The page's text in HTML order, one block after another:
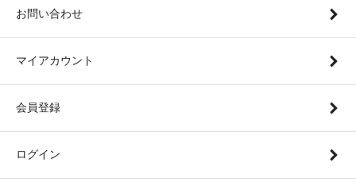
お問い合わせ
マイアカウント
会員登録
ログイン